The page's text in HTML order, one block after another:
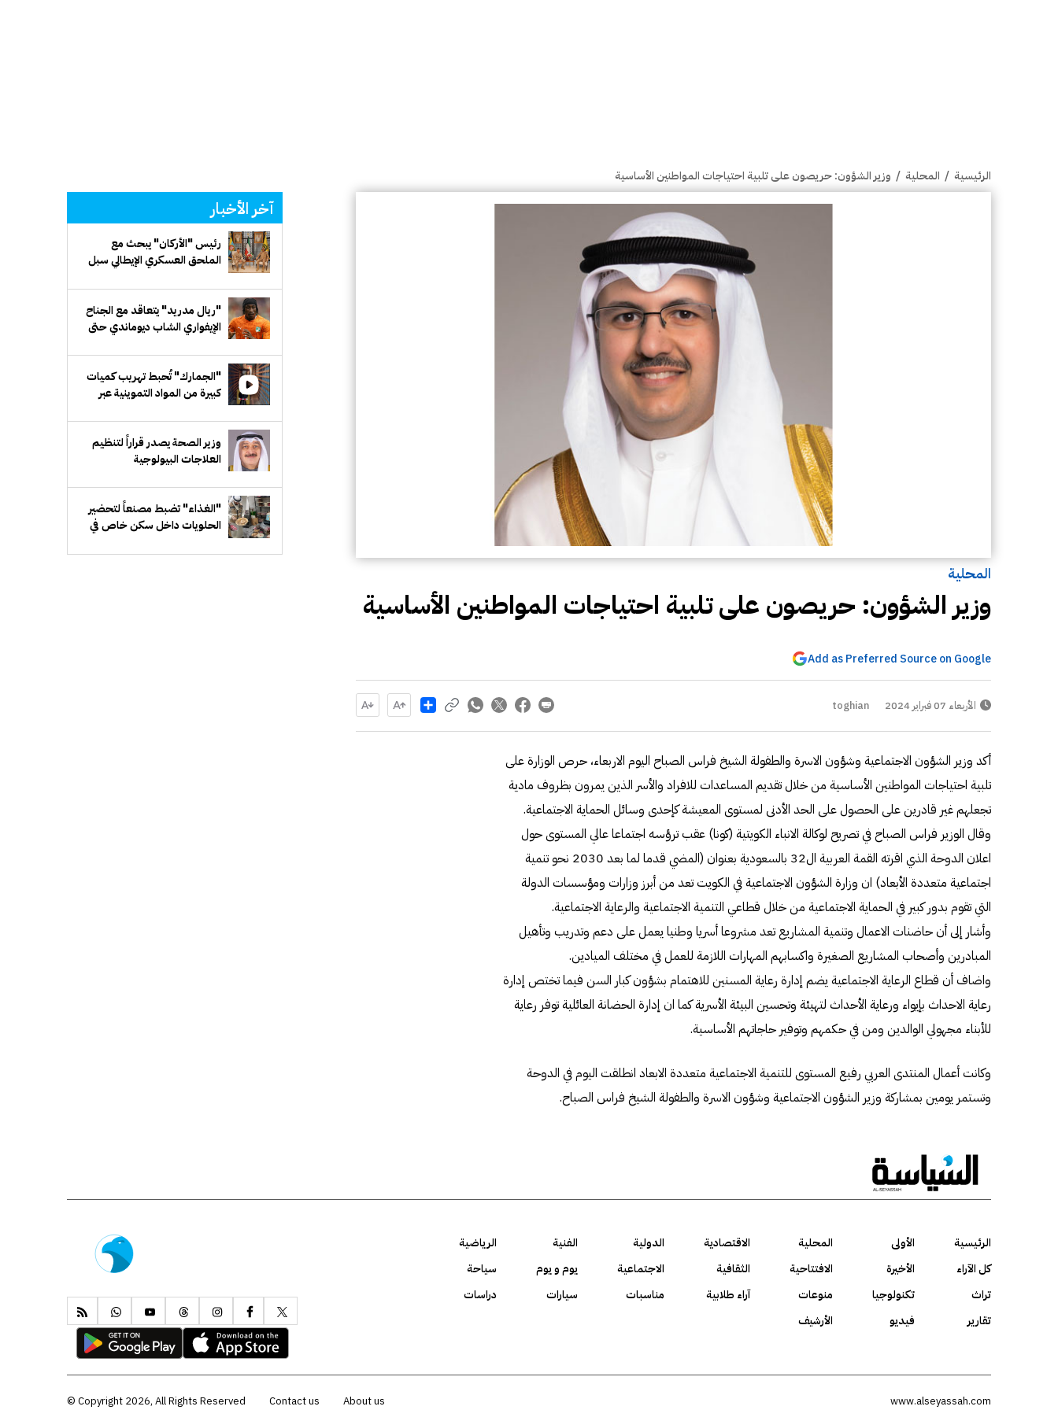
الرئيسية / المحلية / وزير الشؤون: حريصون على تلبية احتياجات المواطنين الأساسية
المحلية
وزير الشؤون: حريصون على تلبية احتياجات المواطنين الأساسية
Add as Preferred Source on Google
الأربعاء 07 فبراير 2024 toghian
Share
أكد وزير الشؤون الاجتماعية وشؤون الاسرة والطفولة الشيخ فراس الصباح اليوم الاربعاء، حرص الوزارة على
تلبية احتياجات المواطنين الأساسية من خلال تقديم المساعدات للافراد والأسر الذين يمرون بظروف مادية
تجعلهم غير قادرين على الحصول على الحد الأدنى لمستوى المعيشة كإحدى وسائل الحماية الاجتماعية.
وقال الوزير فراس الصباح في تصريح لوكالة الانباء الكويتية (كونا) عقب ترؤسه اجتماعا عالي المستوى حول
اعلان الدوحة الذي اقرته القمة العربية ال32 بالسعودية بعنوان (المضي قدما لما بعد 2030 نحو تنمية
اجتماعية متعددة الأبعاد) ان وزارة الشؤون الاجتماعية في الكويت تعد من أبرز وزارات ومؤسسات الدولة
التي تقوم بدور كبير في الحماية الاجتماعية من خلال قطاعي التنمية الاجتماعية والرعاية الاجتماعية.
وأشار إلى أن حاضنات الاعمال وتنمية المشاريع تعد مشروعا أسريا وطنيا يعمل على دعم وتدريب وتأهيل
المبادرين وأصحاب المشاريع الصغيرة واكسابهم المهارات اللازمة للعمل في مختلف الميادين.
واضاف أن قطاع الرعاية الاجتماعية يضم إدارة رعاية المسنين للاهتمام بشؤون كبار السن فيما تختص إدارة
رعاية الاحداث بإيواء ورعاية الأحداث لتهيئة وتحسين البيئة الأسرية كما ان إدارة الحضانة العائلية توفر رعاية
للأبناء مجهولي الوالدين ومن في حكمهم وتوفير حاجاتهم الأساسية.
وكانت أعمال المنتدى العربي رفيع المستوى للتنمية الاجتماعية متعددة الابعاد انطلقت اليوم في الدوحة
وتستمر يومين بمشاركة وزير الشؤون الاجتماعية وشؤون الاسرة والطفولة الشيخ فراس الصباح.
آخر الأخبار
رئيس "الأركان" يبحث مع
الملحق العسكري الإيطالي سبل
"ريال مدريد" يتعاقد مع الجناح
الإيفواري الشاب ديوماندي حتى
"الجمارك" تُحبط تهريب كميات
كبيرة من المواد التموينية عبر
وزير الصحة يصدر قراراً لتنظيم
العلاجات البيولوجية
"الغذاء" تضبط مصنعاً لتحضير
الحلويات داخل سكن خاص في
الرئيسية الأولى المحلية الاقتصادية الدولية الفنية
الرياضية
كل الآراء
الأخيرة الافتتاحية الثقافية الاجتماعية يوم و يوم
سياحة
تراث
تكنولوجيا منوعات آراء طلابية مناسبات سيارات
دراسات
تقارير
فيديو الأرشيف
www.alseyassah.com
About us
Contact us
Copyright 2026, All Rights Reserved ©